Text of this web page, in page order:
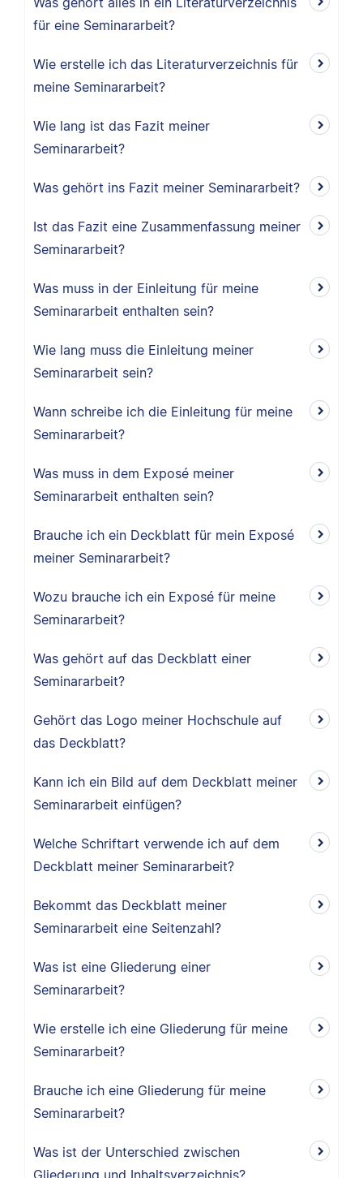
für eine Seminararbeit?
Wie erstelle ich das Literaturverzeichnis für
meine Seminararbeit?
Wie lang ist das Fazit meiner
Seminararbeit?
Was gehört ins Fazit meiner Seminararbeit?
Ist das Fazit eine Zusammenfassung meiner
Seminararbeit?
Was muss in der Einleitung für meine
Seminararbeit enthalten sein?
Wie lang muss die Einleitung meiner
Seminararbeit sein?
Wann schreibe ich die Einleitung für meine
Seminararbeit?
Was muss in dem Exposé meiner
Seminararbeit enthalten sein?
Brauche ich ein Deckblatt für mein Exposé
meiner Seminararbeit?
Wozu brauche ich ein Exposé für meine
Seminararbeit?
Was gehört auf das Deckblatt einer
Seminararbeit?
Gehört das Logo meiner Hochschule auf
das Deckblatt?
Kann ich ein Bild auf dem Deckblatt meiner
Seminararbeit einfügen?
Welche Schriftart verwende ich auf dem
Deckblatt meiner Seminararbeit?
Bekommt das Deckblatt meiner
Seminararbeit eine Seitenzahl?
Was ist eine Gliederung einer
Seminararbeit?
Wie erstelle ich eine Gliederung für meine
Seminararbeit?
Brauche ich eine Gliederung für meine
Seminararbeit?
Was ist der Unterschied zwischen
Gliederung und Inhaltsverzeichnis?